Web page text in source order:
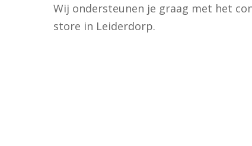
Wij ondersteunen je graag met het
store in Leiderdorp.